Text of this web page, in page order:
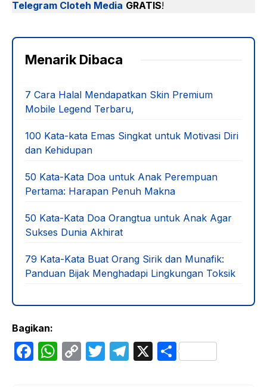
Telegram Cloteh Media GRATIS!
Menarik Dibaca
7 Cara Halal Mendapatkan Skin Premium
Mobile Legend Terbaru,
100 Kata-kata Emas Singkat untuk Motivasi Diri
dan Kehidupan
50 Kata-Kata Doa untuk Anak Perempuan
Pertama: Harapan Penuh Makna
50 Kata-Kata Doa Orangtua untuk Anak Agar
Sukses Dunia Akhirat
79 Kata-Kata Buat Orang Sirik dan Munafik:
Panduan Bijak Menghadapi Lingkungan Toksik
Bagikan:
F
W C
T
T
X S